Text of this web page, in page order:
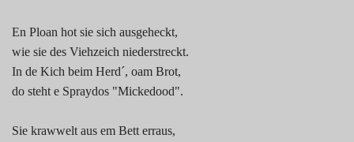
En Ploan hot sie sich ausgeheckt,
wie sie des Viehzeich niederstreckt.
In de Kich beim Herd´, oam Brot,
do steht e Spraydos "Mickedood".
Sie krawwelt aus em Bett erraus,